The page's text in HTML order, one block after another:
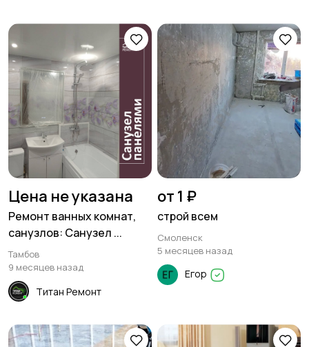
Цена не указана
Ремонт ванных комнат,
санузлов: Санузел ...
Тамбов
9 месяцев назад
Титан Ремонт
от 1 ₽
строй всем
Смоленск
5 месяцев назад
Егор